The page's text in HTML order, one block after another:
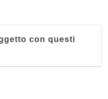
con questi